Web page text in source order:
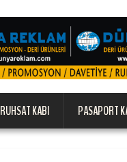
RUHSAT KABI PASAPORT